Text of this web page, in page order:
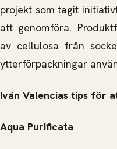
projekt som tagit
att genomföra.
av cellulosa från
ytterförpackningar
Iván Valencias tips för
Aqua Purificata